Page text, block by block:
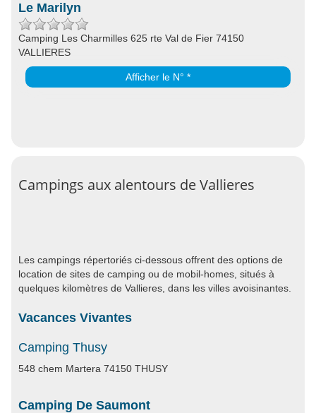
Le Marilyn
Camping Les Charmilles 625 rte Val de Fier 74150
VALLIERES
Afficher le N° *
Campings aux alentours de Vallieres
Les campings répertoriés ci-dessous offrent des options de
location de sites de camping ou de mobil-homes, situés à
quelques kilomètres de Vallieres, dans les villes avoisinantes.
Vacances Vivantes
Camping Thusy
548 chem Martera 74150 THUSY
Camping De Saumont